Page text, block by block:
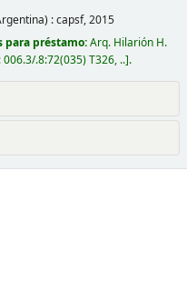
:capsf,2015
préstamo:Arq. Hilarión H.
006.3/.8:72(035) T326, .. .